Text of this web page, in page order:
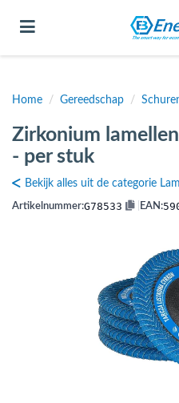
(Bevestigingsmateriaal /
(Buffervaten, hygiene
(Buizen & leidingen)
(Expansievaten)
(Flexibele slangen)
(Gereedschap)
(Hemelwaterafvoer &
Toggle navigation
Home / Gereedschap /
Zirkonium
- per stuk
Bekijk alles uit de categorie
Artikelnummer:G78533 EAN: